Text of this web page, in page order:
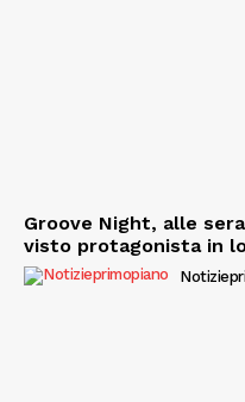
Groove Night, alle
visto protagonista in